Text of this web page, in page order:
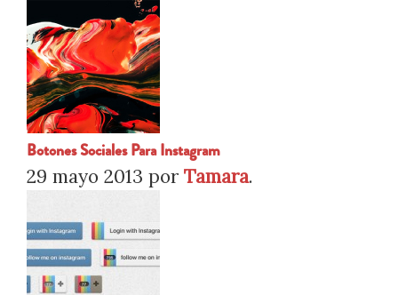
Botones Sociales Para Instagram
29 mayo 2013 por Tamara.